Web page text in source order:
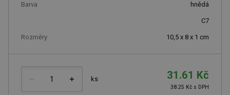
Barva hnědá
C7
Rozměry 10,5 x 8 x 1 cm
ks 31.61 Kč
38.25 Kč s DPH